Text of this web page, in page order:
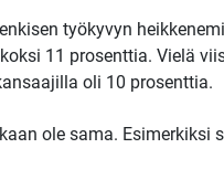
työkyvyn
11 prosenttia. Vielä
oli 10 prosenttia.
ole sama.